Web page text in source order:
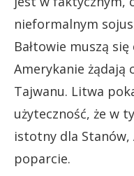
nieformalnym
Bałtowie muszą
Amerykanie żądają
Tajwanu. Litwa
użyteczność, że w
istotny dla Stanów,
poparcie.